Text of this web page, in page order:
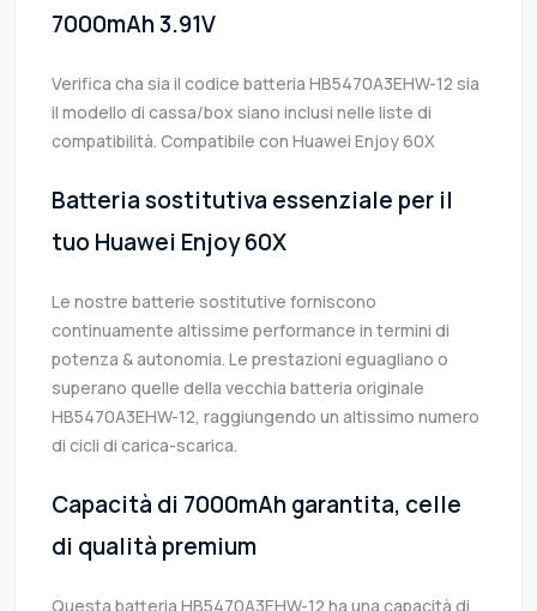
7000mAh 3.91V
Verifica cha sia il codice batteria HB5470A3EHW-12 sia
il modello di cassa/box siano inclusi nelle liste di
compatibilità. Compatibile con Huawei Enjoy 60X
Batteria sostitutiva essenziale per il
tuo Huawei Enjoy 60X
Le nostre batterie sostitutive forniscono
continuamente altissime performance in termini di
potenza & autonomia. Le prestazioni eguagliano o
superano quelle della vecchia batteria originale
HB5470A3EHW-12, raggiungendo un altissimo numero
di cicli di carica-scarica.
Capacità di 7000mAh garantita, celle
di qualità premium
Questa batteria HB5470A3EHW-12 ha una capacità di